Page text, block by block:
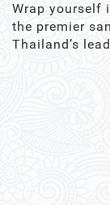
Wrap yourself
the premier
Thailand’s